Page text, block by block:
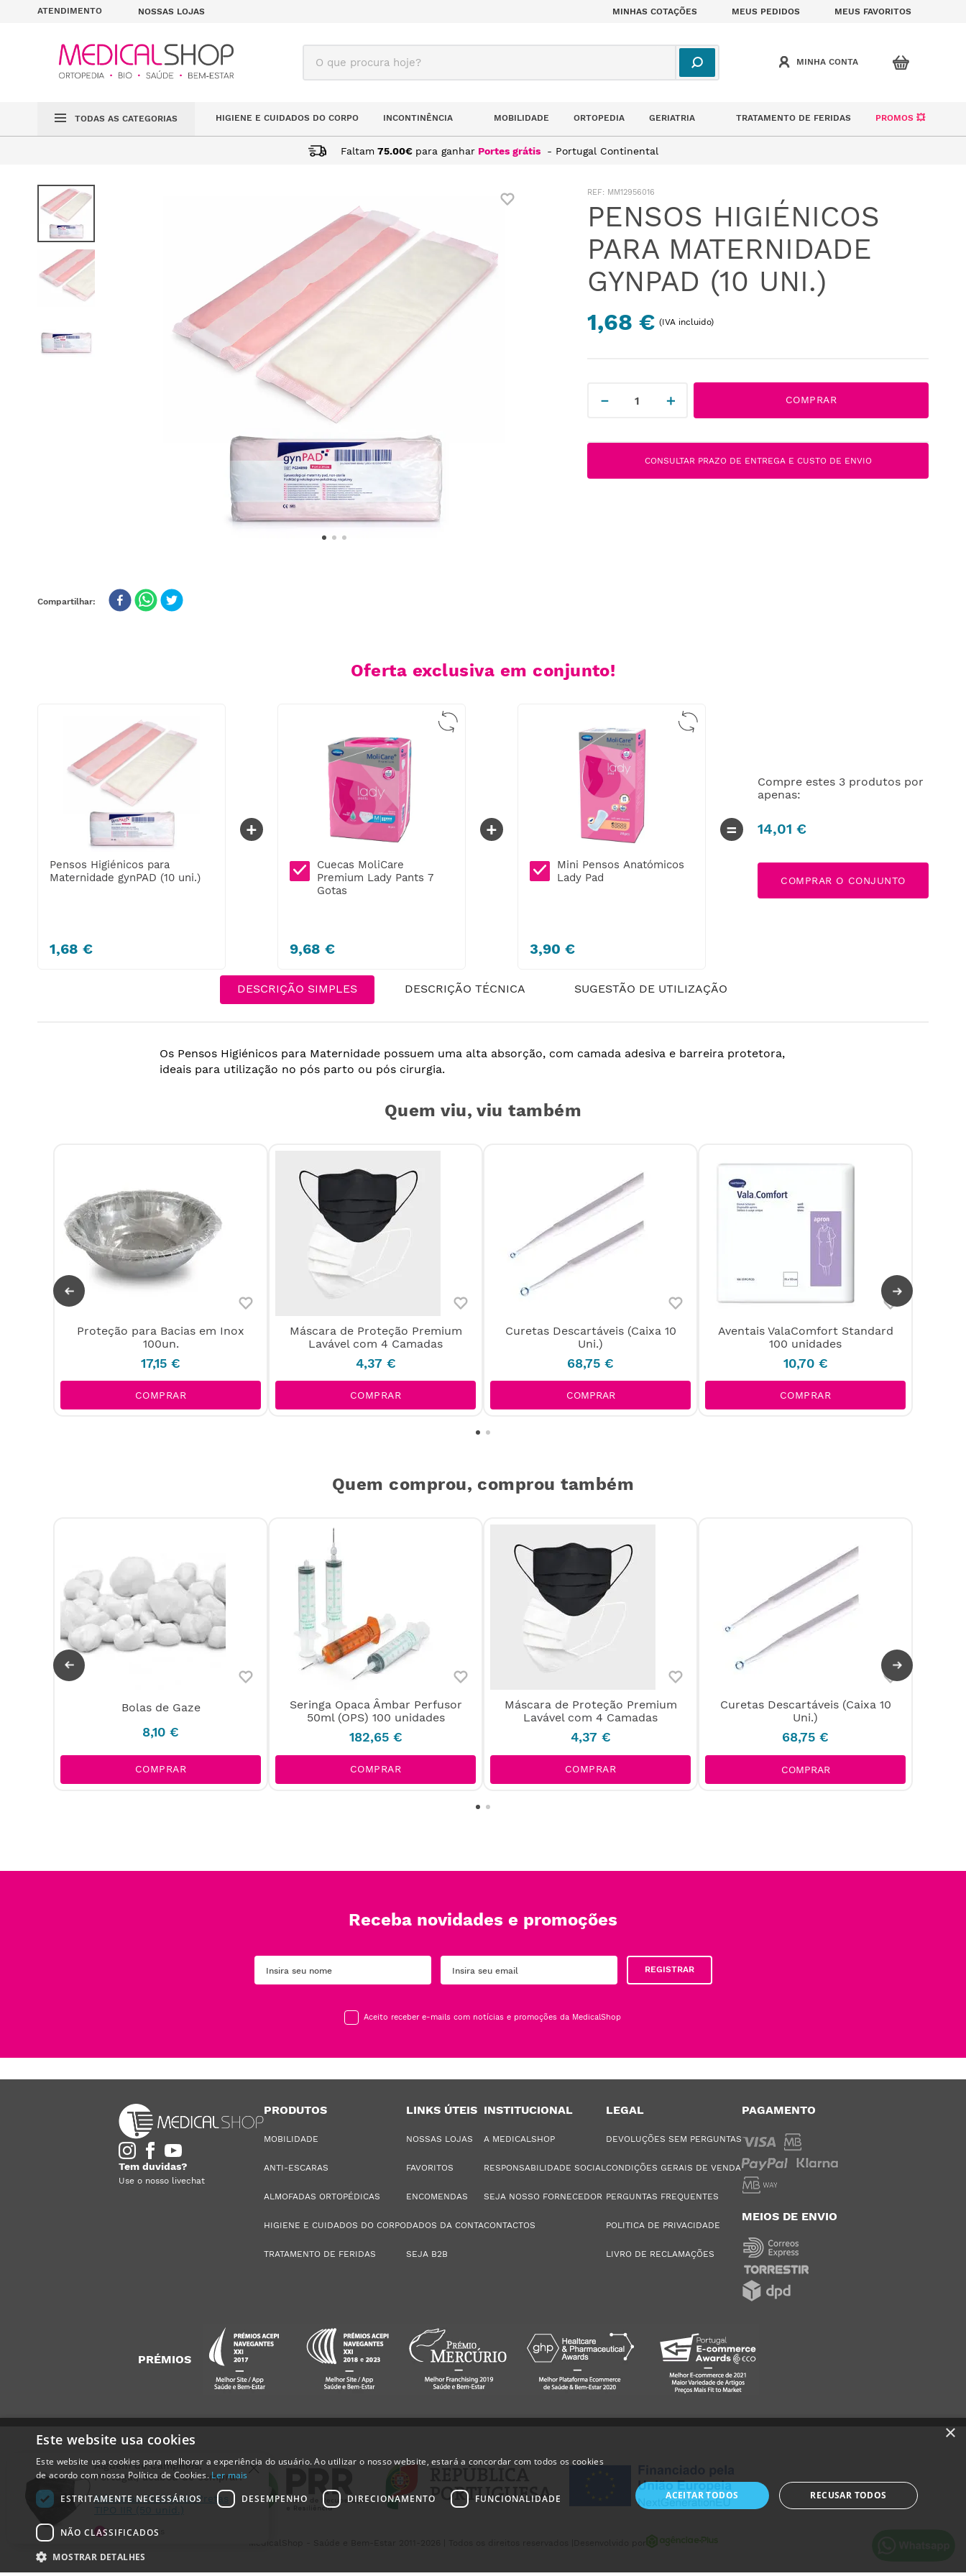
ATENDIMENTO NOSSAS LOJAS MINHAS COTAÇÕES MEUS PEDIDOS MEUS FAVORITOS
O que procura hoje?
TODAS AS CATEGORIAS HIGIENE E CUIDADOS DO CORPO INCONTINÊNCIA MOBILIDADE ORTOPEDIA GERIATRIA TRATAMENTO DE FERIDAS PROMOS 💥
Faltam 75.00€ para ganhar Portes grátis - Portugal Continental
PENSOS HIGIÉNICOS PARA MATERNIDADE GYNPAD (10 UNI.)
: MM12956016
PENSOS HIGIÉNICOS
PARA MATERNIDADE
GYNPAD (10 UNI.)
1,68 € (IVA incluido)
＋
－ COMPRAR
CONSULTAR PRAZO DE ENTREGA E CUSTO DE ENVIO
Oferta exclusiva em conjunto!
Pensos Higiénicos para
Maternidade gynPAD (10 uni.)
1,68 €
+
Cuecas MoliCare
Premium Lady Pants 7
Cuecas MoliCare
Premium Lady Pants 7
Gotas
9,68 €
Cuecas MoliCare
Premium Lady Pants 7
+
Mini Pensos Anatómicos
Lady Pad
Mini Pensos Anatómicos
Lady Pad
3,90 €
Mini Pensos Anatómicos
Lady Pad
=
Compre estes 3 produtos por
apenas:
14,01 €
COMPRAR O CONJUNTO
DESCRIÇÃO SIMPLES DESCRIÇÃO TÉCNICA SUGESTÃO DE UTILIZAÇÃO
Os Pensos Higiénicos para Maternidade possuem uma alta absorção, com camada adesiva e barreira protetora,
ideais para utilização no pós parto ou pós cirurgia.
Quem viu, viu também
Proteção para Bacias em Inox
100un.
17,15 €
COMPRAR
Máscara de Proteção Premium
Lavável com 4 Camadas
4,37 €
COMPRAR
Curetas Descartáveis (Caixa 10
Uni.)
68,75 €
COMPRAR
Aventais ValaComfort Standard
100 unidades
10,70 €
COMPRAR
Quem comprou, comprou também
Bolas de Gaze
8,10 €
COMPRAR
Seringa Opaca Âmbar Perfusor
50ml (OPS) 100 unidades
182,65 €
COMPRAR
Máscara de Proteção Premium
Lavável com 4 Camadas
4,37 €
COMPRAR
Curetas Descartáveis (Caixa 10
Uni.)
68,75 €
COMPRAR
Receba novidades e promoções
REGISTRAR
Aceito receber e-mails com notícias e promoções da MedicalShop
Tem duvidas?
Use o nosso livechat
PRODUTOS
MOBILIDADE
ANTI-ESCARAS
ALMOFADAS ORTOPÉDICAS
HIGIENE E CUIDADOS DO CORPO
TRATAMENTO DE FERIDAS
LINKS ÚTEIS
NOSSAS LOJAS
FAVORITOS
ENCOMENDAS
DADOS DA CONTA
SEJA B2B
INSTITUCIONAL
A MEDICALSHOP
RESPONSABILIDADE SOCIAL
SEJA NOSSO FORNECEDOR
CONTACTOS
LEGAL
DEVOLUÇÕES SEM PERGUNTAS
CONDIÇÕES GERAIS DE VENDA
PERGUNTAS FREQUENTES
POLITICA DE PRIVACIDADE
LIVRO DE RECLAMAÇÕES
PAGAMENTO
MEIOS DE ENVIO
PRÉMIOS
×
Este website usa cookies
Este website usa cookies para melhorar a experiência do usuário. Ao utilizar o nosso website, estará a concordar com todos os cookies
de acordo com nossa Política de Cookies. Ler mais
ESTRITAMENTE NECESSÁRIOS
DESEMPENHO DIRECIONAMENTO FUNCIONALIDADE
NÃO CLASSIFICADOS
MOSTRAR DETALHES
ACEITAR TODOS RECUSAR TODOS
Alguém deCampinos,
Portugal, acabou de comprar:
Máscaras Cirúrgicas Pretas
TIPO IIR (50 unid.)
18 horas atrás